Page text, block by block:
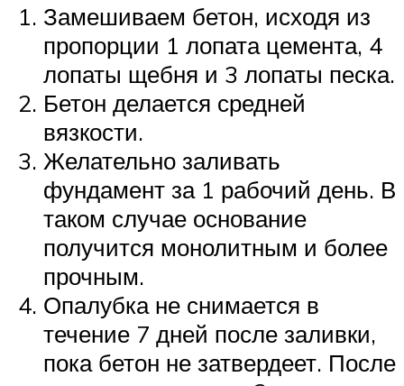
Замешиваем бетон, исходя из
пропорции 1 лопата цемента, 4
лопаты щебня и 3 лопаты песка.
Бетон делается средней
вязкости.
Желательно заливать
фундамент за 1 рабочий день. В
таком случае основание
получится монолитным и более
прочным.
Опалубка не снимается в
течение 7 дней после заливки,
пока бетон не затвердеет. После